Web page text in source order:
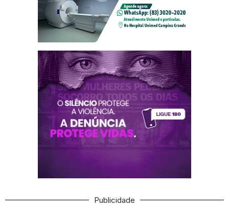
Publicidade